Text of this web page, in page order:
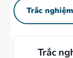
Trắc
Trắc